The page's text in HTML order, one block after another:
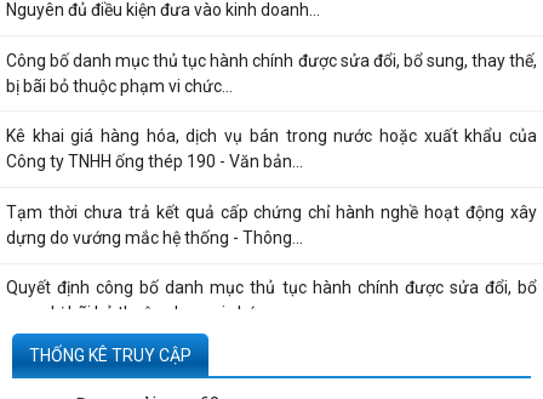
Nguyên đủ điều kiện đưa vào kinh doanh...
Công bố danh mục thủ tục hành chính được sửa đổi, bổ sung, thay thế,
bị bãi bỏ thuộc phạm vi chức...
Kê khai giá hàng hóa, dịch vụ bán trong nước hoặc xuất khẩu của
Công ty TNHH ống thép 190 - Văn bản...
Tạm thời chưa trả kết quả cấp chứng chỉ hành nghề hoạt động xây
dựng do vướng mắc hệ thống - Thông...
Quyết định công bố danh mục thủ tục hành chính được sửa đổi, bổ
sung, bị bãi bỏ thuộc phạm vi chức...
THỐNG KÊ TRUY CẬP